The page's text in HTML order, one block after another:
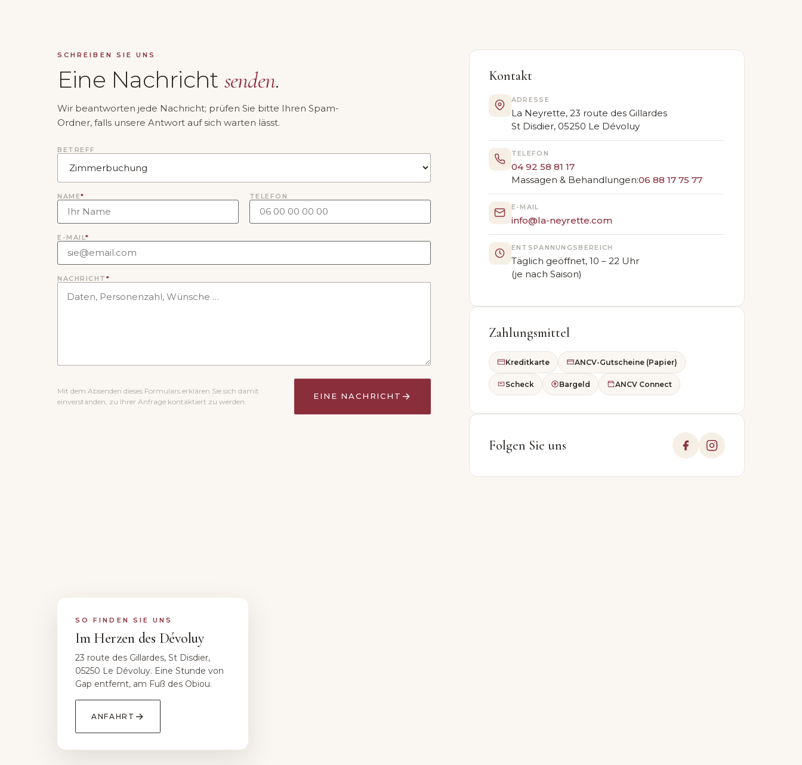
SCHREIBEN SIE UNS
Eine Nachricht senden.
Wir beantworten jede Nachricht; prüfen Sie bitte Ihren Spam-
Ordner, falls unsere Antwort auf sich warten lässt.
BETREFF
NAME* TELEFON
E-MAIL*
NACHRICHT *
Mit dem Absenden dieses Formulars erklären Sie sich damit
einverstanden, zu Ihrer Anfrage kontaktiert zu werden.
EINE NACHRICHT →
Kontakt
ADRESSE
La Neyrette, 23 route des Gillardes
St Disdier, 05250 Le Dévoluy
TELEFON
04 92 58 81 17
Massagen & Behandlungen:06 88 17 75 77
E-MAIL
info@la-neyrette.com
ENTSPANNUNGSBEREICH
Täglich geöffnet, 10 – 22 Uhr
(je nach Saison)
Zahlungsmittel
Kreditkarte ANCV-Gutscheine (Papier)
Scheck Bargeld ANCV Connect
Folgen Sie uns
SO FINDEN SIE UNS
Im Herzen des Dévoluy
23 route des Gillardes, St Disdier,
05250 Le Dévoluy. Eine Stunde von
Gap entfernt, am Fuß des Obiou.
ANFAHRT →